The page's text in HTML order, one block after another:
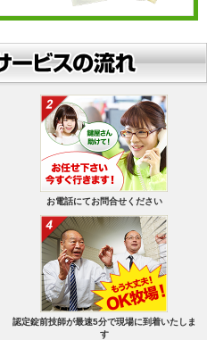
お電話にてお問合せください
認定錠前技師が最速5分で現場に到着いたしま
す